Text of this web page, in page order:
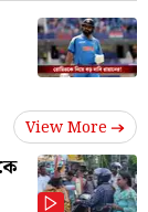
View More